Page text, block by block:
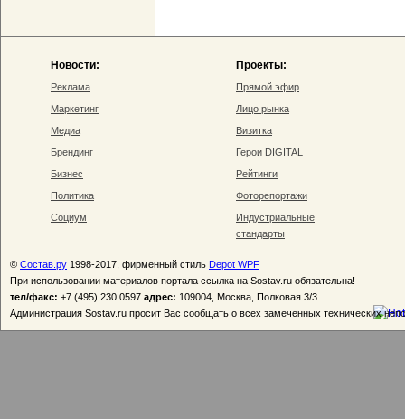
Новости:
Реклама
Маркетинг
Медиа
Брендинг
Бизнес
Политика
Социум
Проекты:
Прямой эфир
Лицо рынка
Визитка
Герои DIGITAL
Рейтинги
Фоторепортажи
Индустриальные
стандарты
© Состав.ру 1998-2017, фирменный стиль Depot WPF
При использовании материалов портала ссылка на Sostav.ru обязательна!
тел/факс: +7 (495) 230 0597 адрес: 109004, Москва, Полковая 3/3
Администрация Sostav.ru просит Вас сообщать о всех замеченных технических